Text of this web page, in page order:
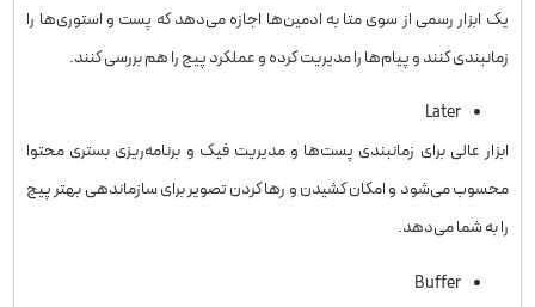
یک ابزار رسمی از سوی متا به ادمین‌ها اجازه می‌دهد که پست و استوری‌ها را
زمانبندی کنند و پیام‌ها را مدیریت کرده و عملکرد پیج را هم بررسی کنند.
Later
ابزار عالی برای زمانبندی پست‌ها و مدیریت فیک و برنامه‌ریزی بستری محتوا
محسوب می‌شود و امکان کشیدن و رها کردن تصویر برای سازماندهی بهتر پیج
را به شما می‌دهد.
Buffer